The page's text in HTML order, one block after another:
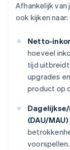
Afhankelijk van
ook kijken naar:
Netto-
hoeveel
tijd
upgrades
product op
(DAU/MAU)